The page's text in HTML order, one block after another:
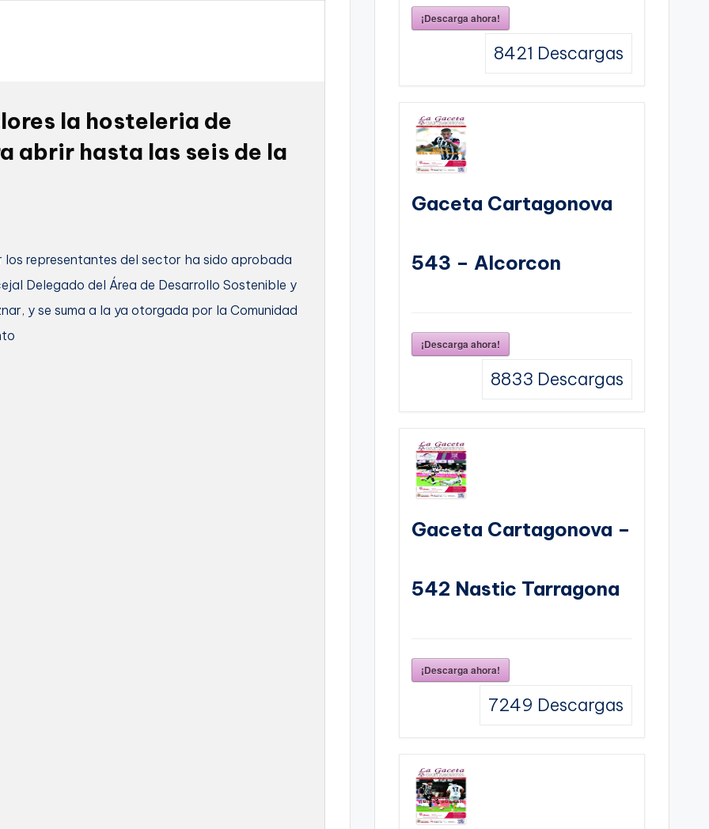
la hosteleria de
abrir hasta las seis de la
representantes del sector ha sido aprobada
Delegado del Área de Desarrollo Sostenible y
y se suma a la ya otorgada por la Comunidad
¡Descarga ahora!
8421 Descargas
Gaceta Cartagonova
543 – Alcorcon
¡Descarga ahora!
8833 Descargas
Gaceta Cartagonova –
542 Nastic Tarragona
¡Descarga ahora!
7249 Descargas